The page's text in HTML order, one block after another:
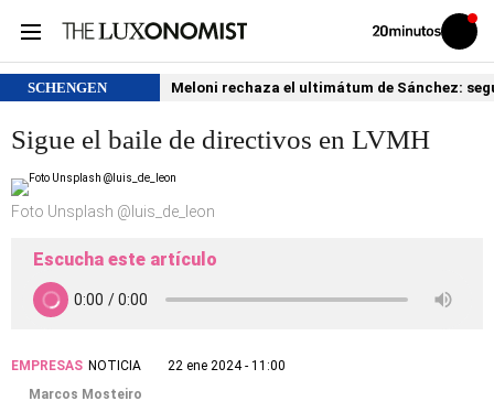
Volver
Iniciar
sesión
SCHENGEN Meloni rechaza el ultimátum de Sánchez:
Sigue el baile de directivos en LVMH
Foto Unsplash @luis_de_leon
Escucha este artículo
EMPRESAS NOTICIA
22 ene 2024 - 11:00
Marcos Mosteiro